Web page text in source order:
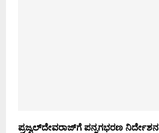
ಪ್ರಜ್ವಲ್‌ದೇವರಾಜ್‌ಗೆ ಪನ್ನಗಭರಣ ನಿರ್ದೇಶನ